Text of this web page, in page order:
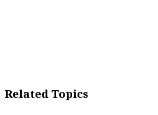
Related Topics